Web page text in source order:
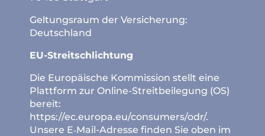
Geltungsraum der Versicherung:
Deutschland
EU-Streitschlichtung
Die Europäische Kommission stellt eine
Plattform zur Online-Streitbeilegung (OS)
bereit:
https://ec.europa.eu/consumers/odr/.
Unsere E‑Mail-Adresse finden Sie oben im